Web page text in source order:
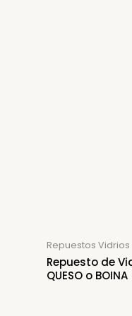
Repuestos Vidrios
Repuesto de
QUESO o BOINA